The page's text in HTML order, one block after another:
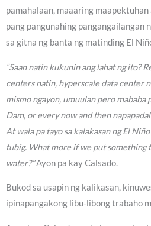
pamahalaan, maaaring
pang pangunahing pangangailangan
sa gitna ng banta ng matinding El
“Saan natin kukunin ang lahat ng ito?
centers natin, hyperscale data center
mismo ngayon, umuulan pero mababa
Dam, or every now and then
At wala pa tayo sa kalakasan ng El
tubig. What more if we put
water?”Ayon pa kay Calsado.
Bukod sa usapin ng kalikasan,
ipinapangakong libu-libong trabaho